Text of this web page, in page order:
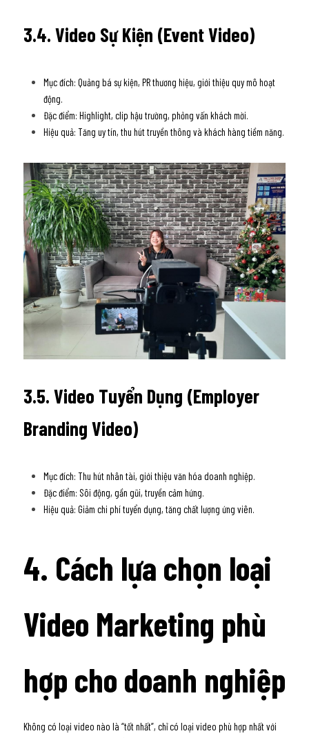
3.4. Video Sự Kiện (Event Video)
Mục đích: Quảng bá sự kiện, PR thương hiệu, giới thiệu quy mô hoạt
động.
Đặc điểm: Highlight, clip hậu trường, phỏng vấn khách mời.
3.5. Video Tuyển Dụng (Employer
Branding Video)
Mục đích: Thu hút nhân tài, giới thiệu văn hóa doanh nghiệp.
Đặc điểm: Sôi động, gần gũi, truyền cảm hứng.
Hiệu quả: Giảm chi phí tuyển dụng, tăng chất lượng ứng viên.
4. Cách lựa chọn loại
Video Marketing phù
hợp cho doanh nghiệp
Không có loại video nào là “tốt nhất”, chỉ có loại video phù hợp nhất với